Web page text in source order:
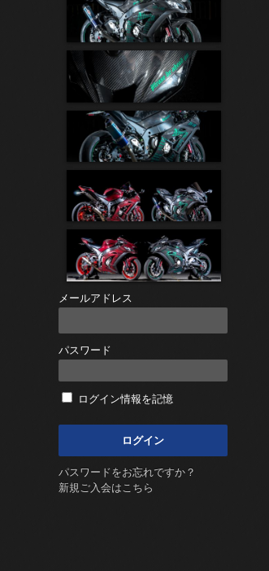
メールアドレス
パスワード
ログイン情報を記憶
パスワードをお忘れですか？
新規ご入会はこちら